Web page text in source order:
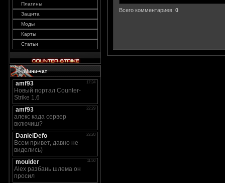
Плагины
Защита
Моды
Карты
Статьи
Мини-чат
Всего комментариев: 0